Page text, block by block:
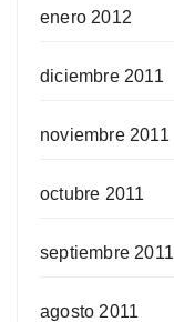
enero 2012
diciembre 2011
noviembre 2011
octubre 2011
septiembre 2011
agosto 2011